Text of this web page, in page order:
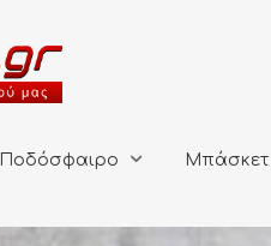
Ποδόσφαιρο Μπάσκετ